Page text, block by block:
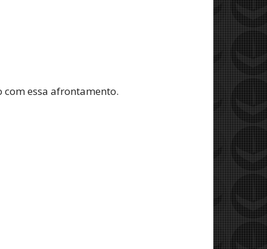
com essa afrontamento.